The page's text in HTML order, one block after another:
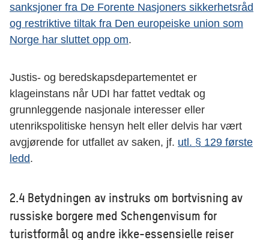
sanksjoner fra De Forente Nasjoners sikkerhetsråd
og restriktive tiltak fra Den europeiske union som
Norge har sluttet opp om.
Justis- og beredskapsdepartementet er
klageinstans når UDI har fattet vedtak og
grunnleggende nasjonale interesser eller
utenrikspolitiske hensyn helt eller delvis har vært
avgjørende for utfallet av saken, jf. utl. § 129 første
ledd.
2.4 Betydningen av instruks om bortvisning av
russiske borgere med Schengenvisum for
turistformål og andre ikke-essensielle reiser